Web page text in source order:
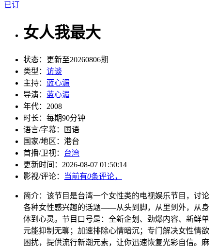
已订
女人我最大
状态：
更新至20260806期
类型： 访谈
主持：
蓝心湄
导演：
蓝心湄
年代： 2008
时长： 每期90分钟
语言/字幕：
国语
国家/地区： 港台
首播/卫视： 台湾
更新时间： 2026-08-07 01:50:14
影视/评论：
当前有0条评论，
简介： 该节目是台湾一个女性类的电视娱乐节目，讨论
各种女性感兴趣的话题——从头到脚，从里到外，从身
体到心灵。节目口号是：全新企划、劲爆内容、新鲜单
元能抑制无聊；加速排除心情暗沉；专门解决女性情欲
困扰，提供流行新潮元素，让你迅速恢复光彩自信。麻